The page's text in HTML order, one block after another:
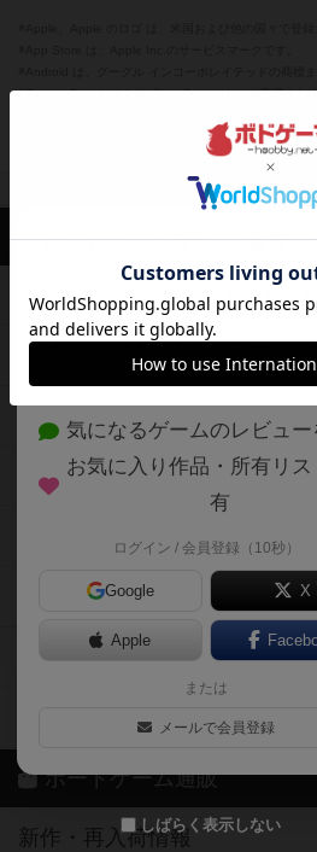
※Google Play とそのロゴは、Google Inc.の商標また
ボドとも一覧 たろ©
ボードゲームのプレイ履歴を
て、
自分のデータを管理しませ
約75,000人がボドゲーマを利
気になるゲームのレビュー
お気に入り作品・所有リス
有
ログイン / 会員登録（10秒）
Google X
Apple
または
メールで会員登録
しばらく表示しない
ボドゲーマTOP
ボードゲームを検索する
ボードゲームの新着レビュー
ボードゲーム会情報
メカニクス特集
掲示板・トピックス
ボドとも・会員一覧
ボードゲーム業界コラム
ボドゲーマご利用案内
ボードゲーム通販
新作・再入荷情報